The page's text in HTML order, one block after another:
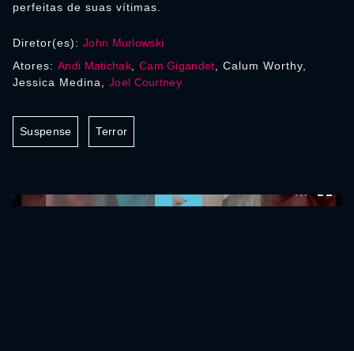
perfeitas de suas vítimas.
Diretor(es): John Murlowski
Atores: Andi Matichak, Cam Gigandet , Calum Worthy,
Jessica Medina, Joel Courtney
Suspense Terror